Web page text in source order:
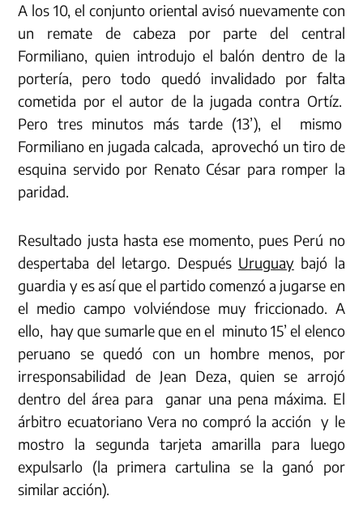
A los 10, el conjunto oriental avisó nuevamente con
un remate de cabeza por parte del central
Formiliano, quien introdujo el balón dentro de la
portería, pero todo quedó invalidado por falta
cometida por el autor de la jugada contra Ortíz.
Pero tres minutos más tarde (13’), el mismo
Formiliano en jugada calcada, aprovechó un tiro de
esquina servido por Renato César para romper la
paridad.
Resultado justa hasta ese momento, pues Perú no
despertaba del letargo. Después Uruguaybajó la
guardia y es así que el partido comenzó a jugarse en
el medio campo volviéndose muy friccionado. A
ello, hay que sumarle que en el minuto 15’ el elenco
peruano se quedó con un hombre menos, por
irresponsabilidad de Jean Deza, quien se arrojó
dentro del área para ganar una pena máxima. El
árbitro ecuatoriano Vera no compró la acción y le
mostro la segunda tarjeta amarilla para luego
expulsarlo (la primera cartulina se la ganó por
similar acción).